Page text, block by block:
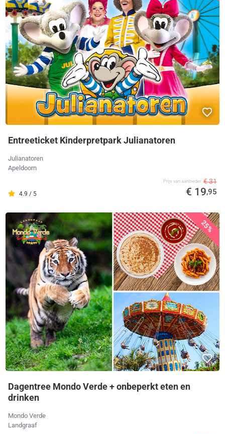
Entreeticket Kinderpretpark Julianatoren
Julianatoren
Apeldoorn
4.9 / 5
Prijs van aanbieder € 31
€ 19,95
25%
Dagentree Mondo Verde + onbeperkt eten en
drinken
Mondo Verde
Landgraaf